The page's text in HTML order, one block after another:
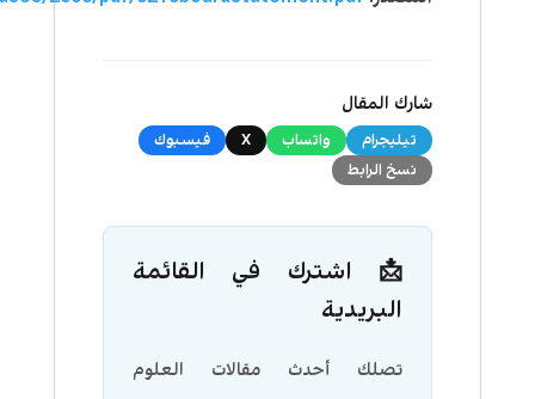
شارك المقال
تيليجرام واتساب X
فيسبوك
نسخ الرابط
📩 اشترك في القائمة
البريدية
تصلك أحدث مقالات العلوم